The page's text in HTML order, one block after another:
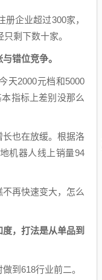
企业超过300家，
剩下数十家。
错位竞争。
天2000元档和5000
指标上差别没那么
也在放缓。根据洛
机器人线上销量94
再快速变大，怎么
，打法是从单品到
到618行业前二。